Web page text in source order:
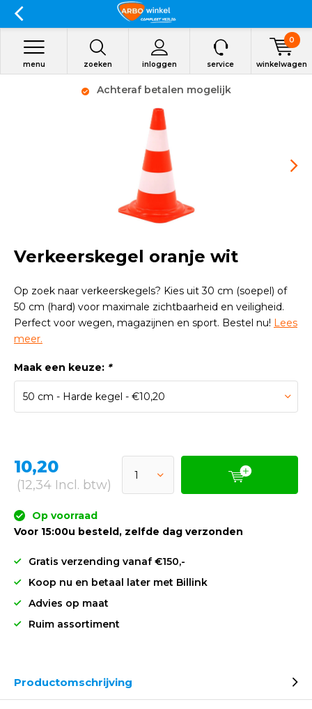
zoeken inloggen
menu service winkelwagen
0
Achteraf betalen mogelijk
Verkeerskegel oranje wit
Op zoek naar verkeerskegels? Kies uit 30 cm (soepel) of
50 cm (hard) voor maximale zichtbaarheid en veiligheid.
Perfect voor wegen, magazijnen en sport. Bestel nu! Lees
meer.
Maak een keuze: *
10,20
(12,34 Incl. btw)
Op voorraad
Voor 15:00u besteld, zelfde dag verzonden
Gratis verzending vanaf €150,-
Koop nu en betaal later met Billink
Advies op maat
Ruim assortiment
Productomschrijving